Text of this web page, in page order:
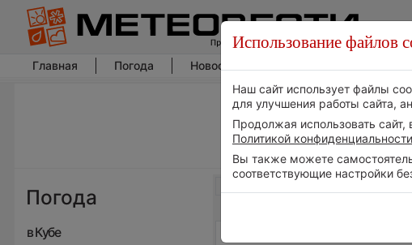
Главная Погода Новости погоды
Погода
в Кубе
Использование файлов
Наш сайт использует файлы
для улучшения работы сайта,
Продолжая использовать сайт,
Политикой конфиденциальности
Вы также можете
соответствующие настройки